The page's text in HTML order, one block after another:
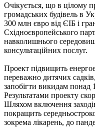
Очікується, що в цілому
громадських будівель в
300 млн євро від ЄІБ і
Східноєвропейського
навколишнього
консультаційних послуг.
Проект підвищить
переважно дитячих
запобігти викидам
Результатами проекту
Шляхом включення
покращить
зокрема лікарень, до